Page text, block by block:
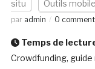
situ Outils
par admin 0
Temps de
Crowdfunding,